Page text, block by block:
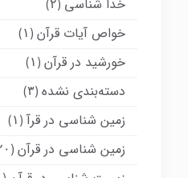
خدا شناسی (۲)
خواص آیات قرآن (۱)
خورشید در قرآن (۱)
دسته‌بندی نشده (۳)
زمین شناسی در قرآ (۱)
زمین شناسی در قرآن (۲۰)